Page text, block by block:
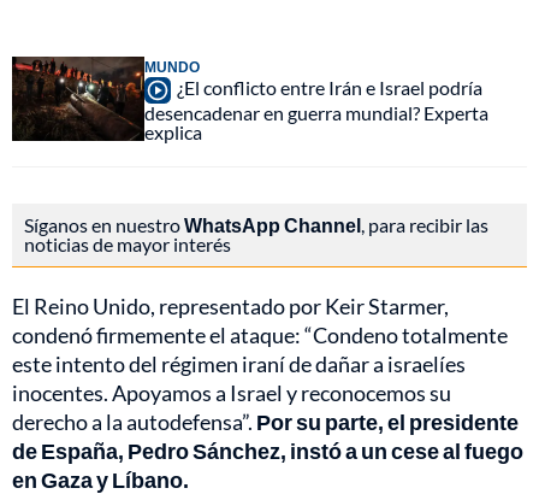
MUNDO
¿El conflicto entre Irán e Israel podría
desencadenar en guerra mundial? Experta
explica
Síganos en nuestroWhatsApp Channel , para recibir las
noticias de mayor interés
El Reino Unido, representado por Keir Starmer,
condenó firmemente el ataque: “Condeno totalmente
este intento del régimen iraní de dañar a israelíes
inocentes. Apoyamos a Israel y reconocemos su
derecho a la autodefensa”. Por su parte, el presidente
de España, Pedro Sánchez, instó a un cese al fuego
en Gaza y Líbano.